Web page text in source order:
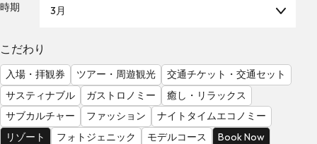
る
気
を
見
る
時期 3月
こだわり
入場・拝観券 ツアー・周遊観光
交通チケット・交通セット
サスティナブル
ガストロノミー
癒し・リラックス
サブカルチャー
ファッション
ナイトタイムエコノミー
リゾート
フォトジェニック モデルコース Book Now